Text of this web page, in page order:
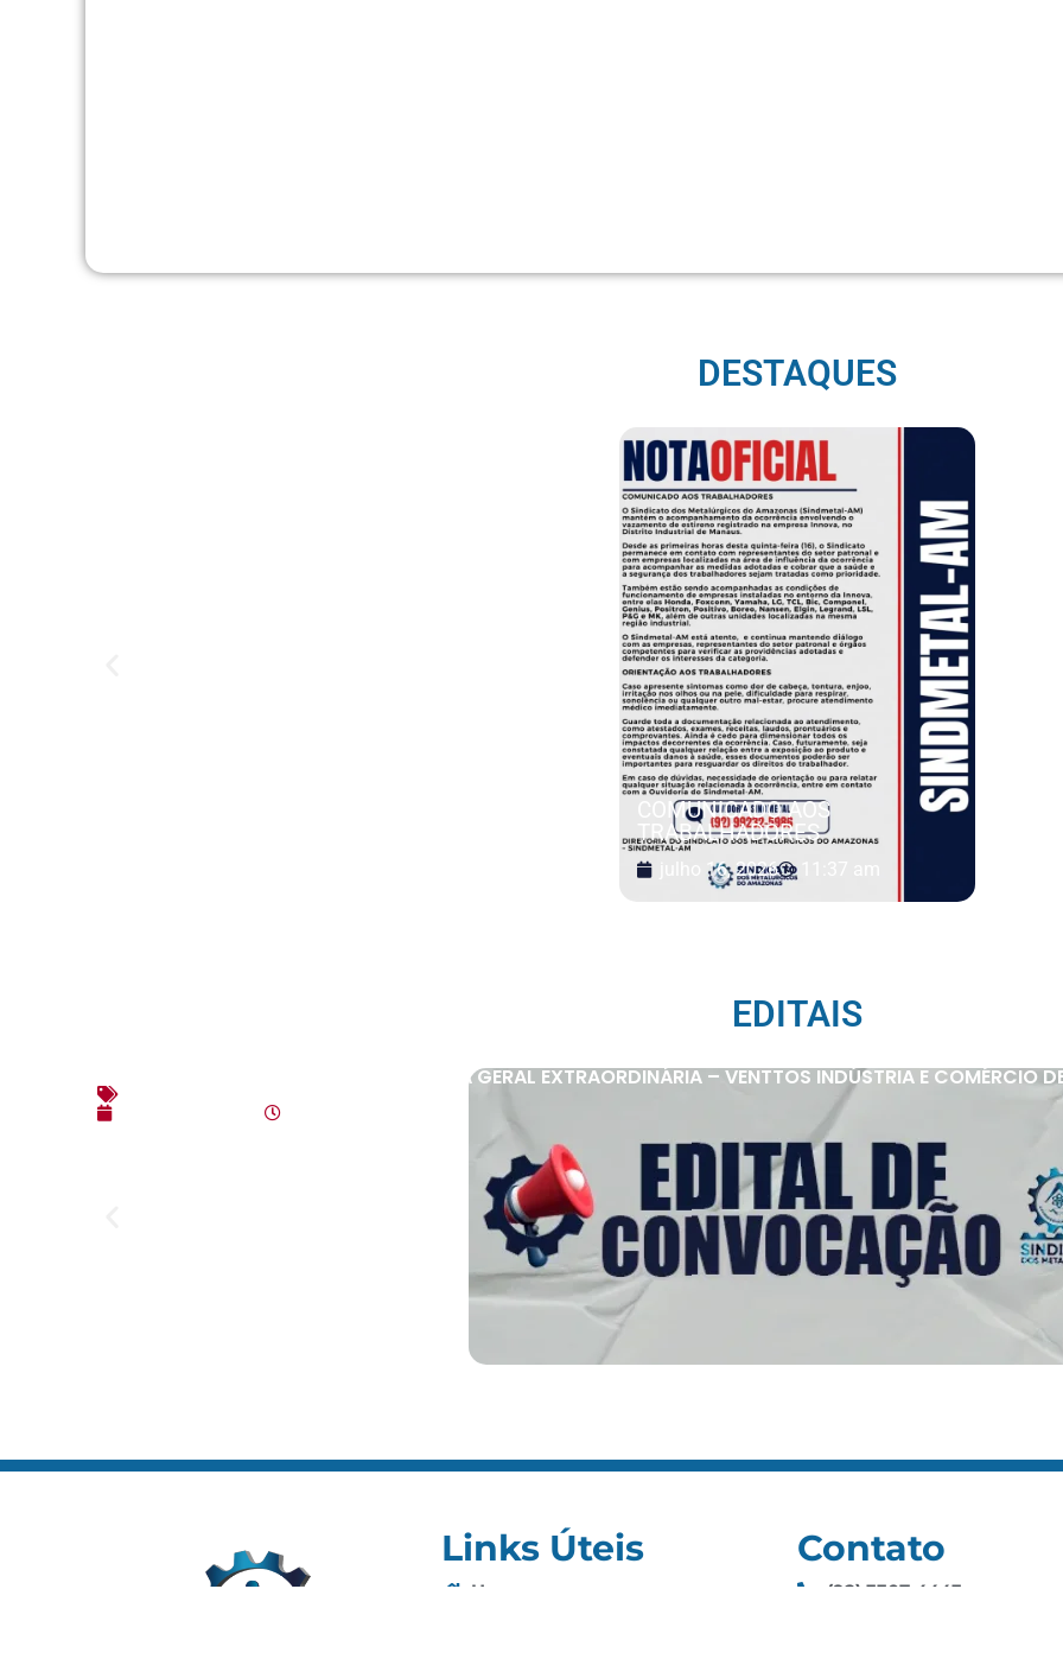
DESTAQUES
COMUNICADO AOS
TRABALHADORES
julho 16, 2026
EDITAIS
EDITAL DE CONVOCAÇÃO – ASSEMBLEIA GERAL EXTRAORDINÁRIA – VENTTOS INDÚSTRIA E COMÉRCIO
Links Úteis
Home
Contato
(92) 3307-4443